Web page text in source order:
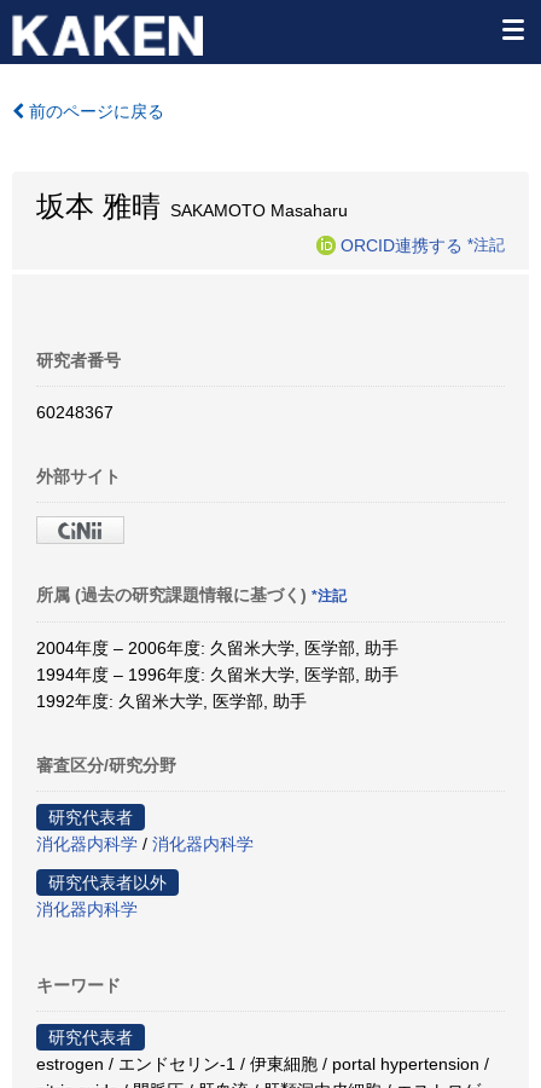
前のページに戻る
坂本 雅晴 SAKAMOTO Masaharu
ORCID連携する *注記
研究者番号
60248367
外部サイト
所属 (過去の研究課題情報に基づく) *注記
2004年度 – 2006年度: 久留米大学, 医学部, 助手
1994年度 – 1996年度: 久留米大学, 医学部, 助手
1992年度: 久留米大学, 医学部, 助手
審査区分/研究分野
研究代表者
消化器内科学 / 消化器内科学
研究代表者以外
消化器内科学
キーワード
研究代表者
estrogen / エンドセリン-1 / 伊東細胞 / portal hypertension /